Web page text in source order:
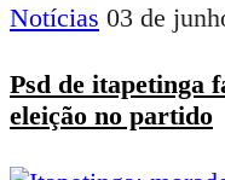
Notícias 03 de
Psd de itapetinga
eleição no partido